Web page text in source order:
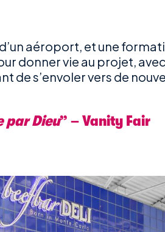
aéroport, et une
donner vie au projet,
s’envoler vers de
par Dieu” – Vanity Fair